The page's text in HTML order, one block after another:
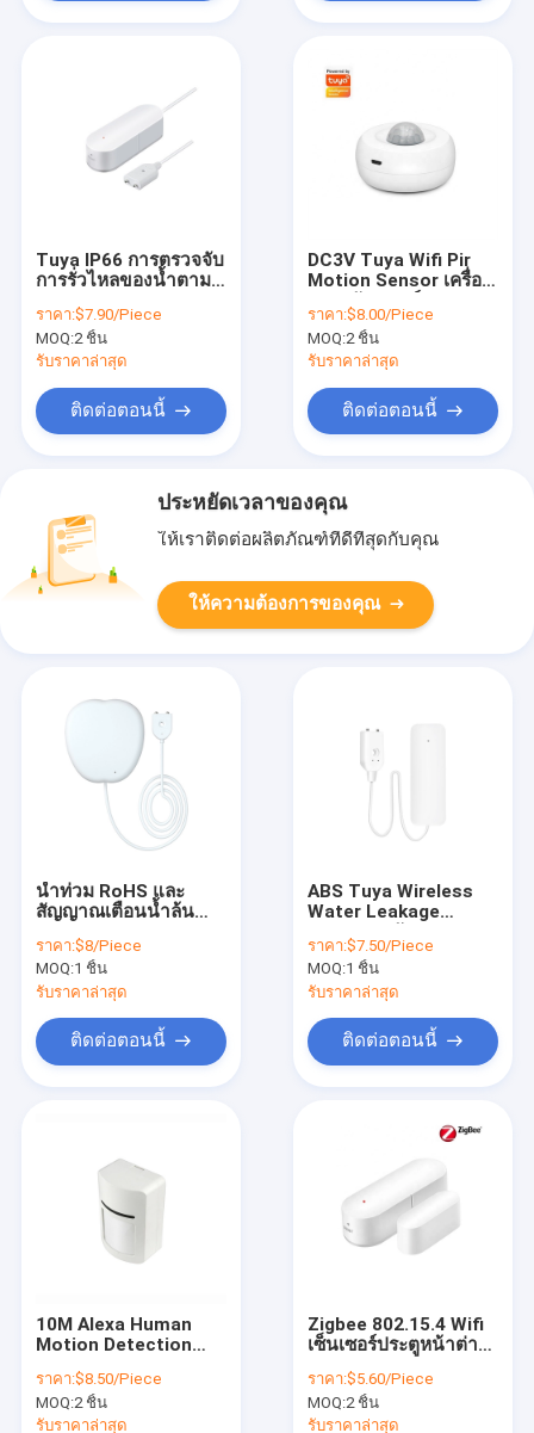
Tuya IP66 การตรวจจับ
การรั่วไหลของน้ำตามก
Sensor
ราคา:$7.90/Piece
MOQ:2 ชิ้น
รับราคาล่าสุด
ติดต่อตอนนี้
DC3V Tuya Wifi Pir
Motion Sensor เครื่อง
Alarm Sensor
ราคา:$8.00/Piece
MOQ:2 ชิ้น
รับราคาล่าสุด
ติดต่อตอนนี้
ประหยัดเวลาของคุณ
ให้เราติดต่อผลิตภัณฑ์ที่ดีที่สุดกับคุณ
ให้ความต้องการของคุณ
น้ำท่วม RoHS และ
สัญญาณเตือนน้ำล้น
Sensor 2.4GHz
ราคา:$8/Piece
MOQ:1 ชิ้น
รับราคาล่าสุด
ติดต่อตอนนี้
ABS Tuya Wireless
Water Leakage
เตือนอัจฉริยะ เซนเซอร์
AAA Battery
ราคา:$7.50/Piece
MOQ:1 ชิ้น
รับราคาล่าสุด
ติดต่อตอนนี้
10M Alexa Human
Motion Detection
Alarm Sensor
ราคา:$8.50/Piece
MOQ:2 ชิ้น
รับราคาล่าสุด
Zigbee 802.15.4 Wifi
เซ็นเซอร์ประตูหน้าต่าง
Sensor No Hub
ราคา:$5.60/Piece
MOQ:2 ชิ้น
รับราคาล่าสุด